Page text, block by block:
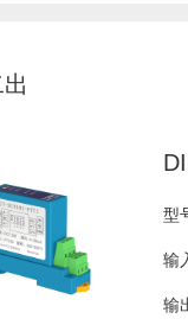
型
输
输